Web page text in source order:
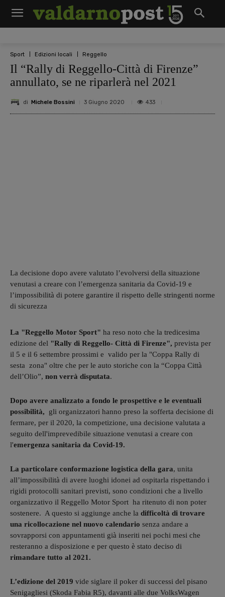
Sport Edizioni locali Reggello
Il “Rally di Reggello-Città di Firenze”
annullato, se ne riparlerà nel 2021
di Michele Bossini 3 Giugno 2020 433
La decisione dopo avere valutato l’evolversi della situazione
venutasi a creare con l’emergenza sanitaria da Covid-19 e
l’impossibilità di potere garantire il rispetto delle stringenti norme
di sicurezza
La "Reggello Motor Sport" ha reso noto che la tredicesima
edizione del "Rally di Reggello- Città di Firenze", prevista per
il 5 e il 6 settembre prossimi e valido per la "Coppa Rally di
sesta zona" oltre che per le auto storiche con la “Coppa Città
dell’Olio”, non verrà disputata.
Dopo avere analizzato a fondo le prospettive e le eventuali
possibilità, gli organizzatori hanno preso la sofferta decisione di
fermare, per il 2020, la competizione, una decisione valutata a
seguito dell'imprevedibile situazione venutasi a creare con
l'emergenza sanitaria da Covid-19.
La particolare conformazione logistica della gara, unita
all’impossibilità di avere luoghi idonei ad ospitarla rispettando i
rigidi protocolli sanitari previsti, sono condizioni che a livello
organizzativo il Reggello Motor Sport ha ritenuto di non poter
sostenere. A questo si aggiunge anche la difficoltà di trovare
una ricollocazione nel nuovo calendario senza andare a
sovrapporsi con appuntamenti già inseriti nei pochi mesi che
resteranno a disposizione e per questo è stato deciso di
rimandare tutto al 2021.
L’edizione del 2019 vide siglare il poker di successi del pisano
Senigagliesi (Skoda Fabia R5), davanti alle due VolksWagen